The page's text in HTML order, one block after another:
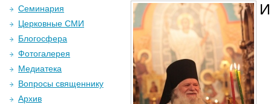
Семинария
Церковные СМИ
Блогосфера
Фотогалерея
Медиатека
Вопросы священнику
Архив